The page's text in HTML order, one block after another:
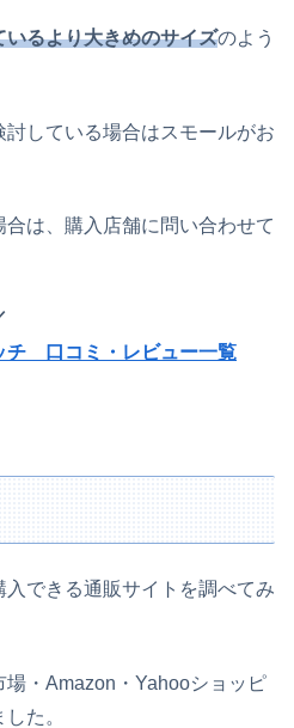
いるより大きめのサイズのよう
している場合はスモールがお
は、購入店舗に問い合わせて
チ 口コミ・レビュー一覧
できる通販サイトを調べてみ
・Amazon・Yahooショッピ
た。